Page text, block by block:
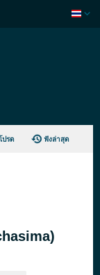
ปรด ฟังล่าสุด